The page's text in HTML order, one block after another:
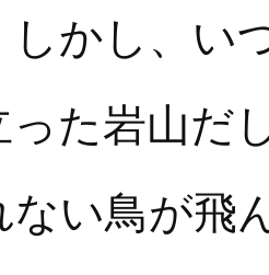
しかし、い
った岩山だ
ない鳥が飛